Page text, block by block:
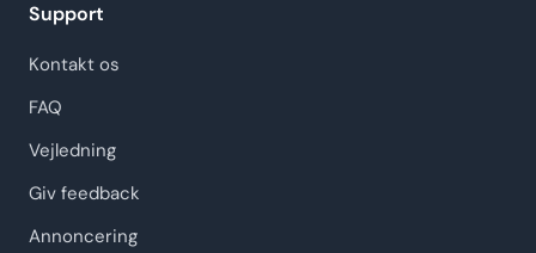
Support
Kontakt os
FAQ
Vejledning
Giv feedback
Annoncering